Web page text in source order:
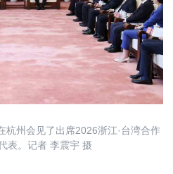
州会见了出席2026浙江·台湾合作
表。记者 李震宇 摄